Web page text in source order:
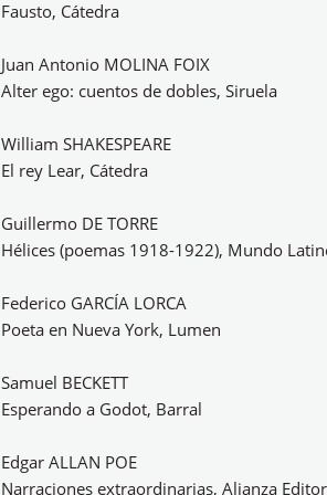
Fausto, Cátedra
Juan Antonio MOLINA FOIX
Alter ego: cuentos de dobles, Siruela
William SHAKESPEARE
El rey Lear, Cátedra
Guillermo DE TORRE
Hélices (poemas 1918-1922), Mundo
Federico GARCÍA LORCA
Poeta en Nueva York, Lumen
Samuel BECKETT
Esperando a Godot, Barral
Edgar ALLAN POE
Narraciones extraordinarias, Alianza